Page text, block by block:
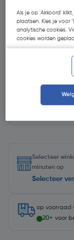
| Excl.
Kies
Selecteer
minuten op
Selecteer
op voorraad
20+ voor
Als je op 'Akkoord'
plaatsen. Kies je voor
analytische cookies.
cookies worden